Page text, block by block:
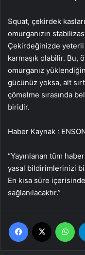
Squat, çekirdek
omurganızın
Çekirdeğinizde
karmaşık olabilir. Bu,
omurganız
gücünüz yoksa, alt
çömelme sırasında
biridir.
Haber Kaynak :
“Yayınlanan tüm
yasal bildirimlerinizi
En kısa süre
sağlanılacaktır.”
Facebook